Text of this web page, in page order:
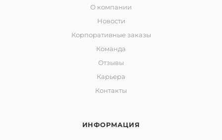
О компании
Новости
Корпоративные заказы
Команда
Отзывы
Карьера
Контакты
ИНФОРМАЦИЯ